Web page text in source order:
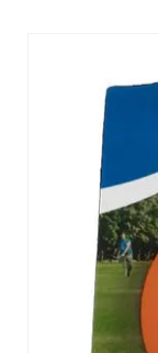
Ek Besinler
Bahçe Zincirleri
Oyuncaklar
Taşımalar
Vitaminler
Ödül ve Kemikler